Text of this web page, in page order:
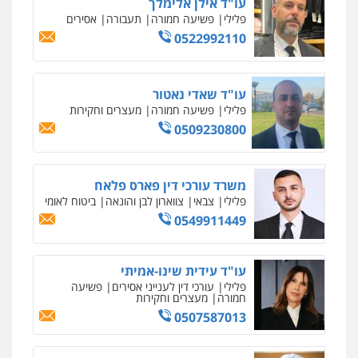
עו"ד משה פלמור
פלילי כלכלי צווארון לבן עורכי דין לענייני
אסירים
סלימאן אבו שעירה – משרד עורכי דין
בטחוני צבאי נזיקין
0547780927
עו"ד אסף גונן
פלילי פשע חמור תעבורה צבא מעצרים
וחקירות
גל דהן – משרד עורך דין פלילי
פלילי פשיעה חמורה סמים מעצרים
וחקירות
0544723840